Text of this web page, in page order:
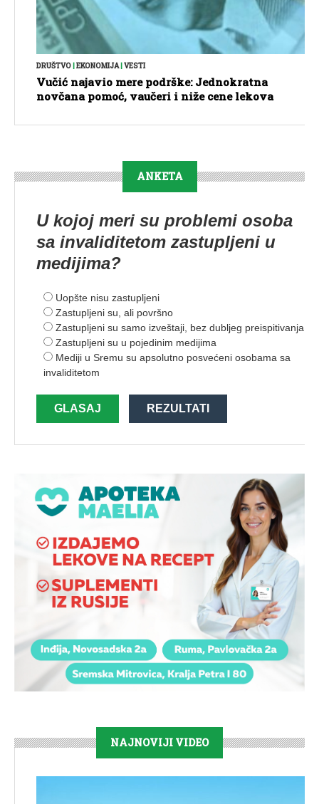
DRUŠTVO EKONOMIJA| VESTI
Vučić najavio mere podrške: Jednokratna
novčana pomoć, vaučeri i niže cene lekova
ANKETA
U kojoj meri su problemi osoba
sa invaliditetom zastupljeni u
medijima?
Uopšte nisu zastupljeni
Zastupljeni su, ali površno
Zastupljeni su samo izveštaji, bez dubljeg preispitivanja
Zastupljeni su u pojedinim medijima
Mediji u Sremu su apsolutno posvećeni osobama sa
invaliditetom
GLASAJ REZULTATI
NAJNOVIJI VIDEO